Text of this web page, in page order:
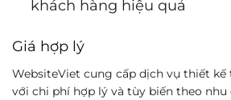
khách hàng hiệu quả
Giá hợp lý
WebsiteViet cung cấp dịch vụ thiết kế
với chi phí hợp lý và tùy biến theo nhu